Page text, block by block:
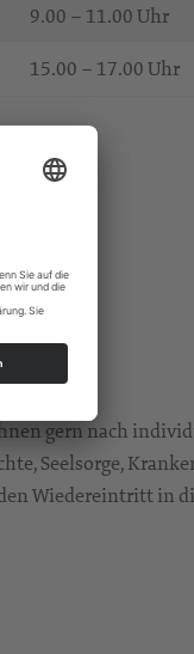
9.00 – 11.00 Uhr
15.00 – 17.00 Uhr
gern nach
Seelsorge,
Wiedereintritt in